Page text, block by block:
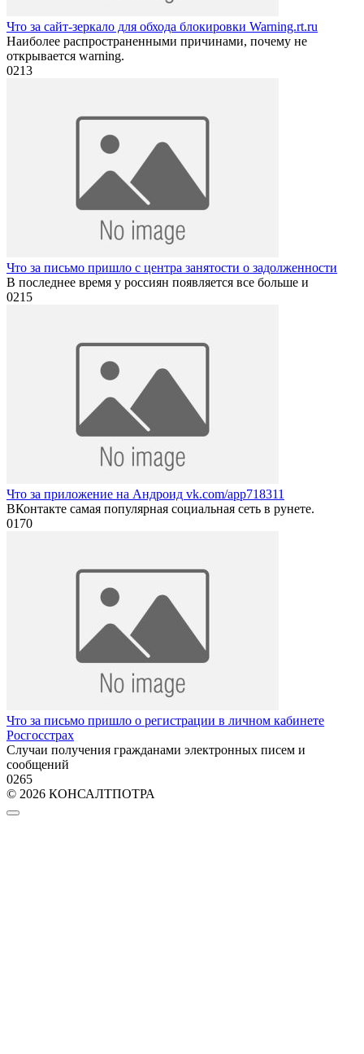
Что за сайт-зеркало для обхода блокировки Warning.rt.ru
Наиболее распространенными причинами, почему не
открывается warning.
0213
Что за письмо пришло с центра занятости о задолженности
В последнее время у россиян появляется все больше и
0215
Что за приложение на Андроид vk.com/app718311
ВКонтакте самая популярная социальная сеть в рунете.
0170
Что за письмо пришло о регистрации в личном кабинете
Росгосстрах
Случаи получения гражданами электронных писем и
сообщений
0265
© 2026 КОНСАЛТПОТРА